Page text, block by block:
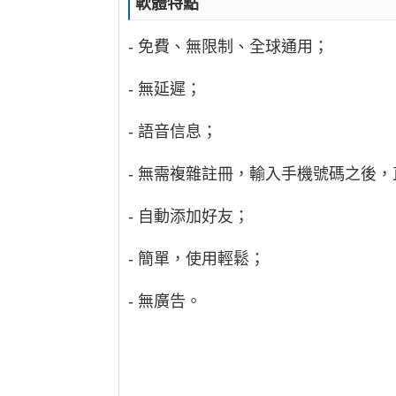
軟體特點
- 免費、無限制、全球通用；
- 無延遲；
- 語音信息；
- 無需複雜註冊，輸入手機號碼之後，
- 自動添加好友；
- 簡單，使用輕鬆；
- 無廣告。